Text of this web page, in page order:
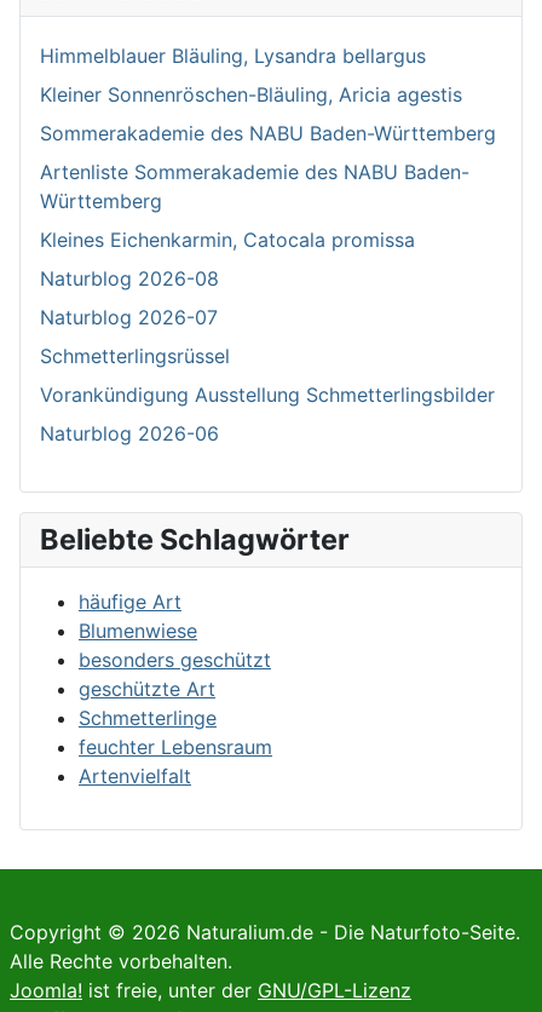
Himmelblauer Bläuling, Lysandra bellargus
Kleiner Sonnenröschen-Bläuling, Aricia agestis
Sommerakademie des NABU Baden-Württemberg
Artenliste Sommerakademie des NABU Baden-
Württemberg
Kleines Eichenkarmin, Catocala promissa
Naturblog 2026-08
Naturblog 2026-07
Schmetterlingsrüssel
Vorankündigung Ausstellung Schmetterlingsbilder
Naturblog 2026-06
Beliebte Schlagwörter
häufige Art
Blumenwiese
besonders geschützt
geschützte Art
Schmetterlinge
feuchter Lebensraum
Artenvielfalt
Copyright © 2026 Naturalium.de - Die Naturfoto-Seite.
Alle Rechte vorbehalten.
Joomla! ist freie, unter der GNU/GPL-Lizenz